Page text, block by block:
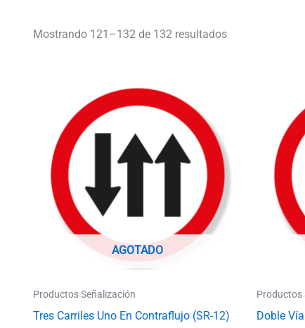
Mostrando 121–132 de 132 resultados
AGOTADO
Productos Señalización
Tres Carriles Uno En Contraflujo (SR-12)
Productos
Doble